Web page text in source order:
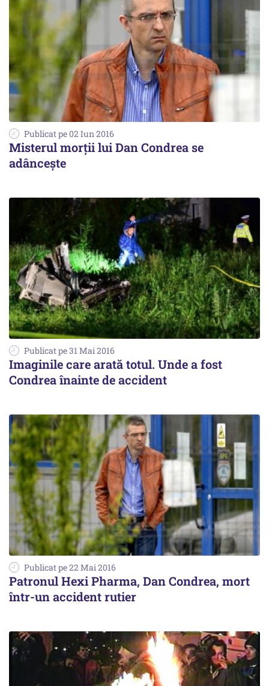
Publicat pe 02 Iun 2016
Misterul morții lui Dan Condrea se
adâncește
Publicat pe 31 Mai 2016
Imaginile care arată totul. Unde a fost
Condrea înainte de accident
Publicat pe 22 Mai 2016
Patronul Hexi Pharma, Dan Condrea, mort
într-un accident rutier